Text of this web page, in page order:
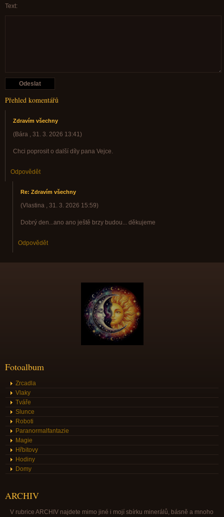
Text:
Přehled komentářů
Zdravím všechny
(Bára , 31. 3. 2026 13:41)
Chci poprosit o další díly pana Vejce.
Odpovědět
Re: Zdravím všechny
(Vlastina , 31. 3. 2026 15:59)
Dobrý den...ano ano ještě brzy budou... děkujeme
Odpovědět
Fotoalbum
Zrcadla
Vlaky
Tváře
Slunce
Roboti
Paranormalfantazie
Magie
Hřbitovy
Hodiny
Domy
ARCHIV
V rubrice ARCHIV najdete mimo jiné i mojí sbírku minerálů, básně a mnoho